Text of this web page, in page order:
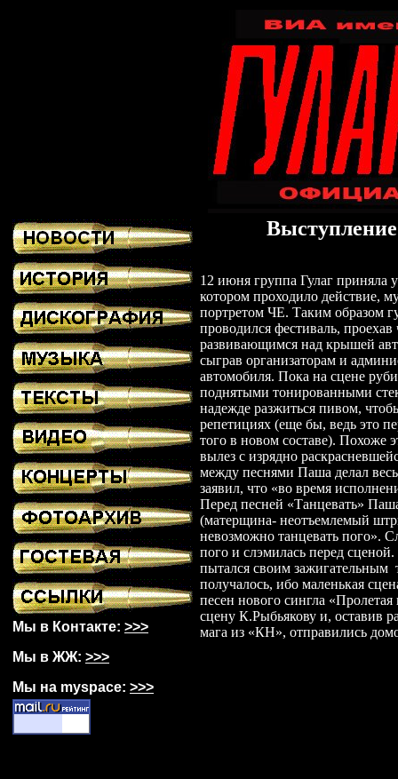
Мы в Контакте: >>>
Мы в ЖЖ: >>>
Мы на myspace: >>>
12 июня группа Гулаг приняла
котором проходило действие,
портретом ЧЕ. Таким образом
проводился фестиваль,
развивающимся над крышей
сыграв организаторам и
автомобиля. Пока на сцене
поднятыми тонированными
надежде разжиться пивом,
репетициях (еще бы, ведь это
того в новом составе). Похоже
вылез с изрядно
между песнями Паша делал
заявил, что «во время
Перед песней «Танцевать»
(матерщина- неотъемлемый
невозможно танцевать пого».
пого и слэмилась перед
пытался своим зажигательным
получалось, ибо маленькая
песен нового сингла
сцену К.Рыбьякову и, оставив
мага из «КН», отправились